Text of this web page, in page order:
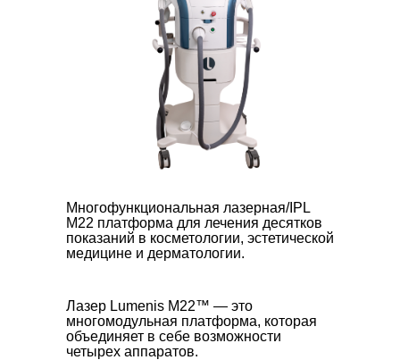
Лазер Lumenis М22™ — это
многомодульная платформа, которая
объединяет в себе возможности
четырех аппаратов.
Многофункциональная лазерная/IPL
М22 платформа для лечения десятков
показаний в косметологии, эстетической
медицине и дерматологии.